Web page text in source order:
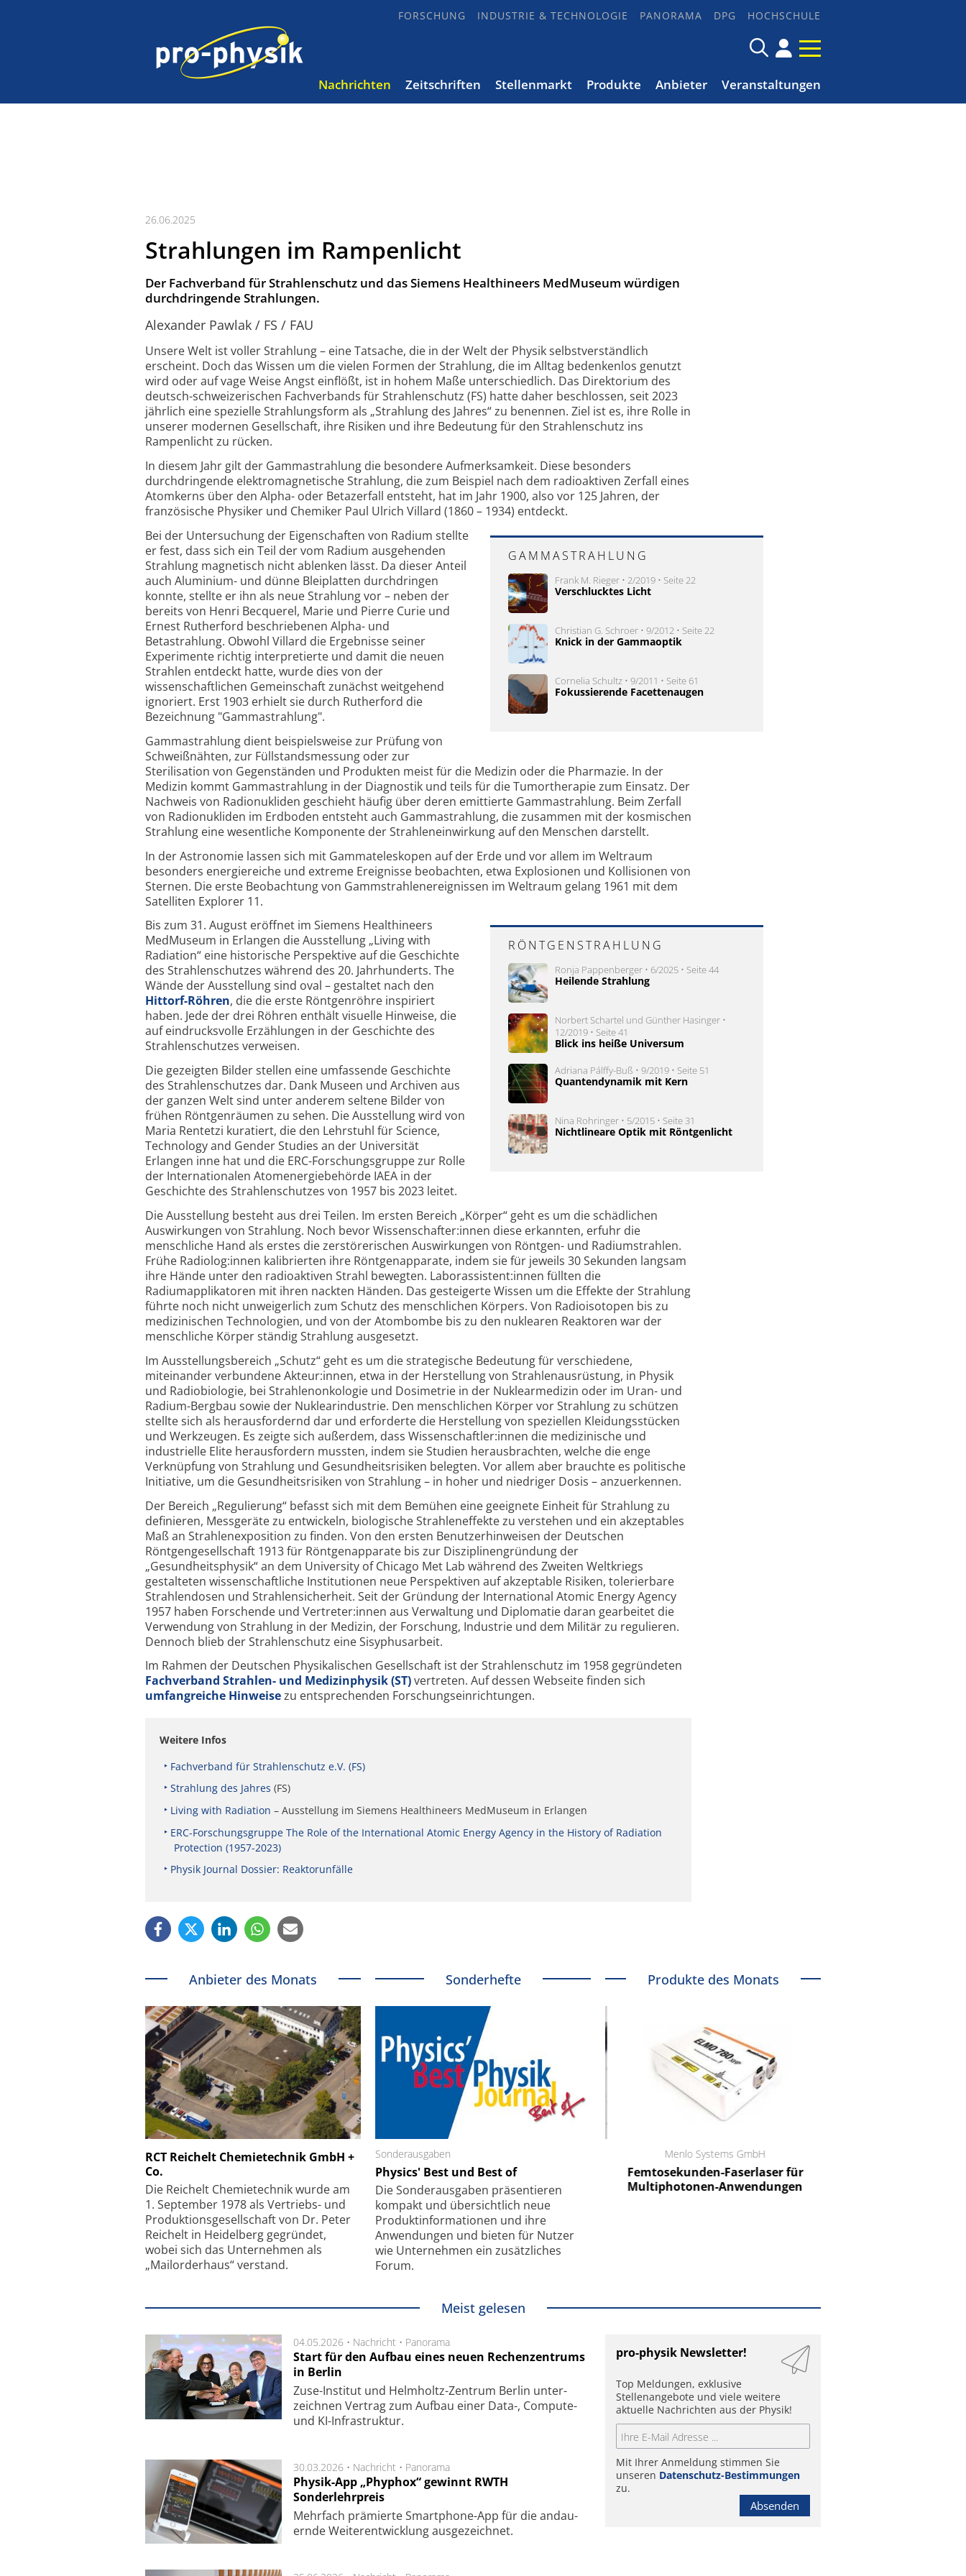
FORSCHUNG INDUSTRIE & TECHNOLOGIE PANORAMA DPG HOCHSCHULE
Nachrichten Zeitschriften Stellenmarkt Produkte Anbieter Veranstaltungen
26.06.2025
Strahlungen im Rampenlicht
Der Fachverband für Strahlenschutz und das Siemens Healthineers MedMuseum würdigen
durchdringende Strahlungen.
Alexander Pawlak / FS / FAU
Unsere Welt ist voller Strahlung – eine Tatsache, die in der Welt der Physik selbstverständlich
erscheint. Doch das Wissen um die vielen Formen der Strahlung, die im Alltag bedenkenlos genutzt
wird oder auf vage Weise Angst einflößt, ist in hohem Maße unterschiedlich. Das Direktorium des
deutsch-schweizerischen Fachverbands für Strahlenschutz (FS) hatte daher beschlossen, seit 2023
jährlich eine spezielle Strahlungsform als „Strahlung des Jahres“ zu benennen. Ziel ist es, ihre Rolle in
unserer modernen Gesellschaft, ihre Risiken und ihre Bedeutung für den Strahlenschutz ins
Rampenlicht zu rücken.
In diesem Jahr gilt der Gammastrahlung die besondere Aufmerksamkeit. Diese besonders
durchdringende elektromagnetische Strahlung, die zum Beispiel nach dem radioaktiven Zerfall eines
Atomkerns über den Alpha- oder Betazerfall entsteht, hat im Jahr 1900, also vor 125 Jahren, der
französische Physiker und Chemiker Paul Ulrich Villard (1860 – 1934) entdeckt.
GAMMASTRAHLUNG
Frank M. Rieger • 2/2019 • Seite 22
Verschlucktes Licht
Christian G. Schroer • 9/2012 • Seite 22
Knick in der Gammaoptik
Cornelia Schultz • 9/2011 • Seite 61
Fokussierende Facettenaugen
Bei der Untersuchung der Eigenschaften von Radium stellte
er fest, dass sich ein Teil der vom Radium ausgehenden
Strahlung magnetisch nicht ablenken lässt. Da dieser Anteil
auch Aluminium- und dünne Bleiplatten durchdringen
konnte, stellte er ihn als neue Strahlung vor – neben der
bereits von Henri Becquerel, Marie und Pierre Curie und
Ernest Rutherford beschriebenen Alpha- und
Betastrahlung. Obwohl Villard die Ergebnisse seiner
Experimente richtig interpretierte und damit die neuen
Strahlen entdeckt hatte, wurde dies von der
wissenschaftlichen Gemeinschaft zunächst weitgehend
ignoriert. Erst 1903 erhielt sie durch Rutherford die
Bezeichnung "Gammastrahlung".
Gammastrahlung dient beispielsweise zur Prüfung von
Schweißnähten, zur Füllstandsmessung oder zur
Sterilisation von Gegenständen und Produkten meist für die Medizin oder die Pharmazie. In der
Medizin kommt Gammastrahlung in der Diagnostik und teils für die Tumortherapie zum Einsatz. Der
Nachweis von Radionukliden geschieht häufig über deren emittierte Gammastrahlung. Beim Zerfall
von Radionukliden im Erdboden entsteht auch Gammastrahlung, die zusammen mit der kosmischen
Strahlung eine wesentliche Komponente der Strahleneinwirkung auf den Menschen darstellt.
In der Astronomie lassen sich mit Gammateleskopen auf der Erde und vor allem im Weltraum
besonders energiereiche und extreme Ereignisse beobachten, etwa Explosionen und Kollisionen von
Sternen. Die erste Beobachtung von Gammstrahlenereignissen im Weltraum gelang 1961 mit dem
Satelliten Explorer 11.
RÖNTGENSTRAHLUNG
Ronja Pappenberger • 6/2025 • Seite 44
Heilende Strahlung
Norbert Schartel und Günther Hasinger •
12/2019 • Seite 41
Blick ins heiße Universum
Adriana Pálffy-Buß • 9/2019 • Seite 51
Quantendynamik mit Kern
Nina Rohringer • 5/2015 • Seite 31
Nichtlineare Optik mit Röntgenlicht
Bis zum 31. August eröffnet im Siemens Healthineers
MedMuseum in Erlangen die Ausstellung „Living with
Radiation“ eine historische Perspektive auf die Geschichte
des Strahlenschutzes während des 20. Jahrhunderts. The
Wände der Ausstellung sind oval – gestaltet nach den
Hittorf-Röhren, die die erste Röntgenröhre inspiriert
haben. Jede der drei Röhren enthält visuelle Hinweise, die
auf eindrucksvolle Erzählungen in der Geschichte des
Strahlenschutzes verweisen.
Die gezeigten Bilder stellen eine umfassende Geschichte
des Strahlenschutzes dar. Dank Museen und Archiven aus
der ganzen Welt sind unter anderem seltene Bilder von
frühen Röntgenräumen zu sehen. Die Ausstellung wird von
Maria Rentetzi kuratiert, die den Lehrstuhl für Science,
Technology and Gender Studies an der Universität
Erlangen inne hat und die ERC-Forschungsgruppe zur Rolle
der Internationalen Atomenergiebehörde IAEA in der
Geschichte des Strahlenschutzes von 1957 bis 2023 leitet.
Die Ausstellung besteht aus drei Teilen. Im ersten Bereich „Körper“ geht es um die schädlichen
Auswirkungen von Strahlung. Noch bevor Wissenschafter:innen diese erkannten, erfuhr die
menschliche Hand als erstes die zerstörerischen Auswirkungen von Röntgen- und Radiumstrahlen.
Frühe Radiolog:innen kalibrierten ihre Röntgenapparate, indem sie für jeweils 30 Sekunden langsam
ihre Hände unter den radioaktiven Strahl bewegten. Laborassistent:innen füllten die
Radiumapplikatoren mit ihren nackten Händen. Das gesteigerte Wissen um die Effekte der Strahlung
führte noch nicht unweigerlich zum Schutz des menschlichen Körpers. Von Radioisotopen bis zu
medizinischen Technologien, und von der Atombombe bis zu den nuklearen Reaktoren war der
menschliche Körper ständig Strahlung ausgesetzt.
Im Ausstellungsbereich „Schutz“ geht es um die strategische Bedeutung für verschiedene,
miteinander verbundene Akteur:innen, etwa in der Herstellung von Strahlenausrüstung, in Physik
und Radiobiologie, bei Strahlenonkologie und Dosimetrie in der Nuklearmedizin oder im Uran- und
Radium-Bergbau sowie der Nuklearindustrie. Den menschlichen Körper vor Strahlung zu schützen
stellte sich als herausfordernd dar und erforderte die Herstellung von speziellen Kleidungsstücken
und Werkzeugen. Es zeigte sich außerdem, dass Wissenschaftler:innen die medizinische und
industrielle Elite herausfordern mussten, indem sie Studien herausbrachten, welche die enge
Verknüpfung von Strahlung und Gesundheitsrisiken belegten. Vor allem aber brauchte es politische
Initiative, um die Gesundheitsrisiken von Strahlung – in hoher und niedriger Dosis – anzuerkennen.
Der Bereich „Regulierung“ befasst sich mit dem Bemühen eine geeignete Einheit für Strahlung zu
definieren, Messgeräte zu entwickeln, biologische Strahleneffekte zu verstehen und ein akzeptables
Maß an Strahlenexposition zu finden. Von den ersten Benutzerhinweisen der Deutschen
Röntgengesellschaft 1913 für Röntgenapparate bis zur Disziplinengründung der
„Gesundheitsphysik“ an dem University of Chicago Met Lab während des Zweiten Weltkriegs
gestalteten wissenschaftliche Institutionen neue Perspektiven auf akzeptable Risiken, tolerierbare
Strahlendosen und Strahlensicherheit. Seit der Gründung der International Atomic Energy Agency
1957 haben Forschende und Vertreter:innen aus Verwaltung und Diplomatie daran gearbeitet die
Verwendung von Strahlung in der Medizin, der Forschung, Industrie und dem Militär zu regulieren.
Dennoch blieb der Strahlenschutz eine Sisyphusarbeit.
Im Rahmen der Deutschen Physikalischen Gesellschaft ist der Strahlenschutz im 1958 gegründeten
Fachverband Strahlen- und Medizinphysik (ST)vertreten. Auf dessen Webseite finden sich
umfangreiche Hinweisezu entsprechenden Forschungseinrichtungen.
Weitere Infos
Fachverband für Strahlenschutz e.V. (FS)
Strahlung des Jahres (FS)
Living with Radiation – Ausstellung im Siemens Healthineers MedMuseum in Erlangen
ERC-Forschungsgruppe The Role of the International Atomic Energy Agency in the History of Radiation
Protection (1957-2023)
Physik Journal Dossier: Reaktorunfälle
Anbieter des Monats
RCT Reichelt Chemietechnik GmbH +
Co.
Die Reichelt Chemietechnik wurde am
1. September 1978 als Vertriebs- und
Produktionsgesellschaft von Dr. Peter
Reichelt in Heidelberg gegründet,
wobei sich das Unternehmen als
„Mailorderhaus“ verstand.
Sonderhefte
Sonderausgaben
Physics' Best und Best of
Die Sonder­ausgaben präsentieren
kompakt und übersichtlich neue
Produkt­informationen und ihre
Anwendungen und bieten für Nutzer
wie Unternehmen ein zusätzliches
Forum.
Produkte des Monats
Schäfter + Kirchhoff GmbH
Feinfokussierungsmechanismus
Elektronenmikroskopie auf
kleinstem Raum
Menlo Systems GmbH
Femtosekunden-Faserlaser für
Multiphotonen-Anwendungen
Meist gelesen
04.05.2026 • Nachricht • Panorama
Start für den Aufbau eines neuen Rechenzentrums
in Berlin
Zuse-Insti­tut und Helm­holtz-Zen­trum Ber­lin un­ter­
zeich­nen Ver­trag zum Auf­bau einer Data-, Compute-
und KI-Infra­struk­tur.
30.03.2026 • Nachricht • Panorama
Physik-App „Phyphox“ gewinnt RWTH
Sonderlehrpreis
Mehr­fach prä­mier­te Smart­phone-App für die an­dau­
ern­de Wei­ter­ent­wick­lung aus­ge­zeich­net.
pro-physik Newsletter!
Top Meldungen, exklusive
Stellenangebote und viele weitere
aktuelle Nachrichten aus der Physik!
Mit Ihrer Anmeldung stimmen Sie
unseren Datenschutz-Bestimmungen
zu.
Absenden